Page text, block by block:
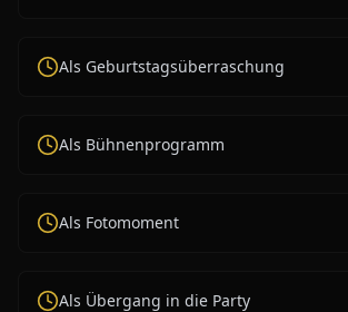
Als Geburtstagsüberraschung
Als Bühnenprogramm
Als Fotomoment
Als Übergang in die Party